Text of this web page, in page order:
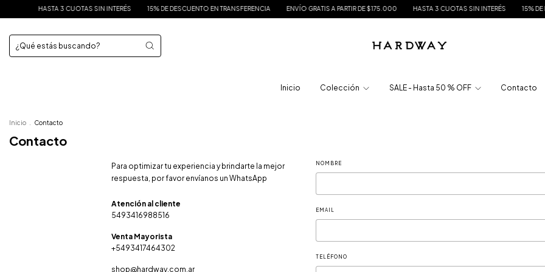
HASTA 3 CUOTAS SIN INTERÉS 15% DE DESCUENTO EN TRANSFERENCIA ENVÍO GRATIS A PARTIR DE $175.000 HASTA 3 CUOTAS SIN INTERÉS 15% DE
Inicio Colección SALE - Hasta 50 % OFF Contacto
Inicio Contacto
Contacto
Para optimizar tu experiencia y brindarte la mejor
respuesta, por favor envíanos un WhatsApp
5493416988516
+5493417464302
shop@hardway.com.ar
NOMBRE
EMAIL
TELÉFONO